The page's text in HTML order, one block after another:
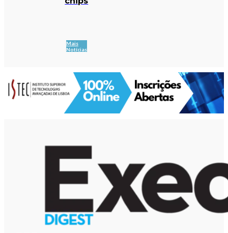
Mais
Notícias